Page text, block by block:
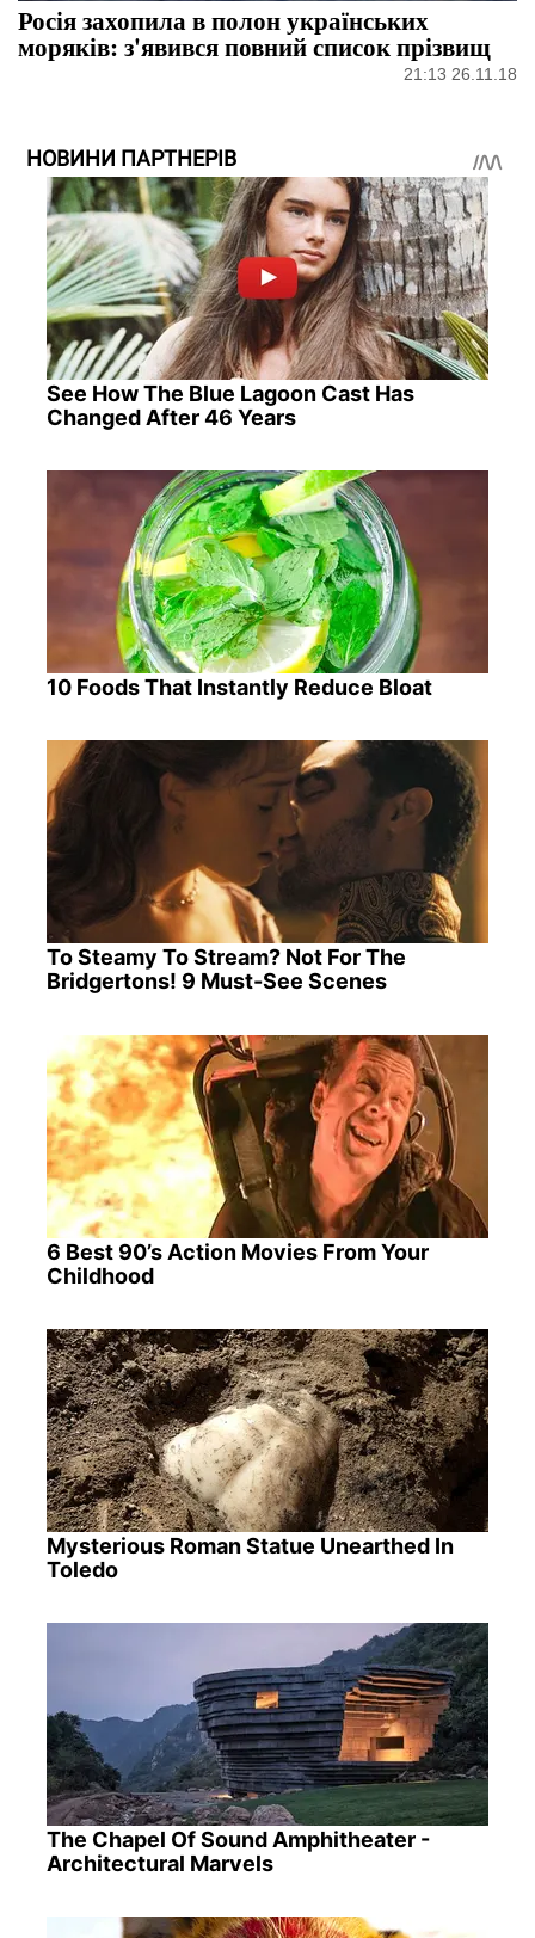
Росія захопила в полон українських
моряків: з'явився повний список прізвищ
21:13 26.11.18
НОВИНИ ПАРТНЕРІВ
See How The Blue Lagoon Cast Has
Changed After 46 Years
10 Foods That Instantly Reduce Bloat
To Steamy To Stream? Not For The
Bridgertons! 9 Must-See Scenes
6 Best 90’s Action Movies From Your
Childhood
Mysterious Roman Statue Unearthed In
Toledo
The Chapel Of Sound Amphitheater -
Architectural Marvels